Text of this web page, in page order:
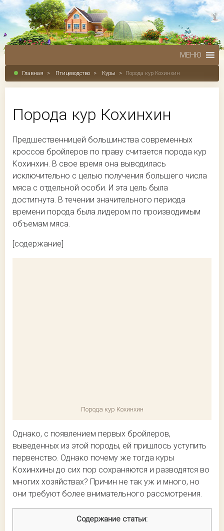
МЕНЮ
Главная > Птицеводство > Куры > Порода кур Кохинхин
Порода кур Кохинхин
Предшественницей большинства современных
кроссов бройлеров по праву считается порода кур
Кохинхин. В свое время она выводилась
исключительно с целью получения большего числа
мяса с отдельной особи. И эта цель была
достигнута. В течении значительного периода
времени порода была лидером по производимым
объемам мяса.
[содержание]
Порода кур Кохинхин
Однако, с появлением первых бройлеров,
выведенных из этой породы, ей пришлось уступить
первенство. Однако почему же тогда куры
Кохинхины до сих пор сохраняются и разводятся во
многих хозяйствах? Причин не так уж и много, но
они требуют более внимательного рассмотрения.
Содержание статьи: